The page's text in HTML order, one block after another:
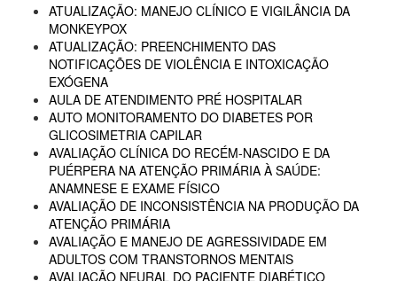
ATUALIZAÇÃO: MANEJO CLÍNICO E VIGILÂNCIA DA
MONKEYPOX
ATUALIZAÇÃO: PREENCHIMENTO DAS
NOTIFICAÇÕES DE VIOLÊNCIA E INTOXICAÇÃO
EXÓGENA
AULA DE ATENDIMENTO PRÉ HOSPITALAR
AUTO MONITORAMENTO DO DIABETES POR
GLICOSIMETRIA CAPILAR
AVALIAÇÃO CLÍNICA DO RECÉM-NASCIDO E DA
PUÉRPERA NA ATENÇÃO PRIMÁRIA À SAÚDE:
ANAMNESE E EXAME FÍSICO
AVALIAÇÃO DE INCONSISTÊNCIA NA PRODUÇÃO DA
ATENÇÃO PRIMÁRIA
AVALIAÇÃO E MANEJO DE AGRESSIVIDADE EM
ADULTOS COM TRANSTORNOS MENTAIS
AVALIAÇÃO NEURAL DO PACIENTE DIABÉTICO